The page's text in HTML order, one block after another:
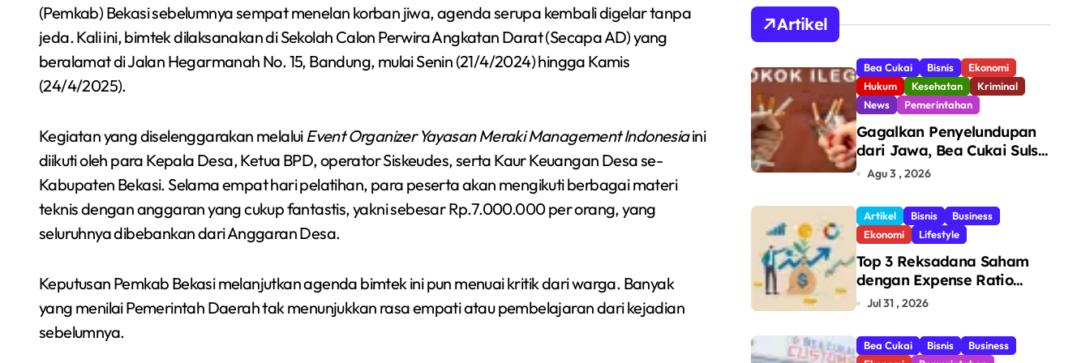
(Pemkab) Bekasi sebelumnya sempat menelan korban jiwa, agenda serupa kembali digelar tanpa
jeda. Kali ini, bimtek dilaksanakan di Sekolah Calon Perwira Angkatan Darat (Secapa AD) yang
beralamat di Jalan Hegarmanah No. 15, Bandung, mulai Senin (21/4/2024) hingga Kamis
(24/4/2025).
Kegiatan yang diselenggarakan melalui Event Organizer Yayasan Meraki Management Indonesiaini
diikuti oleh para Kepala Desa, Ketua BPD, operator Siskeudes, serta Kaur Keuangan Desa se-
Kabupaten Bekasi. Selama empat hari pelatihan, para peserta akan mengikuti berbagai materi
teknis dengan anggaran yang cukup fantastis, yakni sebesar Rp.7.000.000 per orang, yang
seluruhnya dibebankan dari Anggaran Desa.
Keputusan Pemkab Bekasi melanjutkan agenda bimtek ini pun menuai kritik dari warga. Banyak
yang menilai Pemerintah Daerah tak menunjukkan rasa empati atau pembelajaran dari kejadian
sebelumnya.
Sumsel 2026
Artikel
Bea Cukai Bisnis
Ekonomi
Hukum
Kesehatan
Kriminal
News
Pemerintahan
Gagalkan Penyelundupan
dari Jawa, Bea Cukai Sulsel
Sita 7,8 Juta Batang Rokok
di Makassar
Agu 3 , 2026
Artikel Bisnis
Business
Ekonomi
Lifestyle
Top 3 Reksadana Saham
dengan Expense Ratio
Terendah
Jul 31 , 2026
Bea Cukai Bisnis
Business